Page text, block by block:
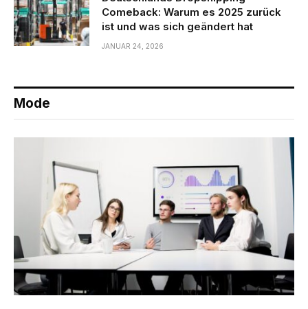
Comeback: Warum es 2025 zurück
ist und was sich geändert hat
JANUAR 24, 2026
Mode